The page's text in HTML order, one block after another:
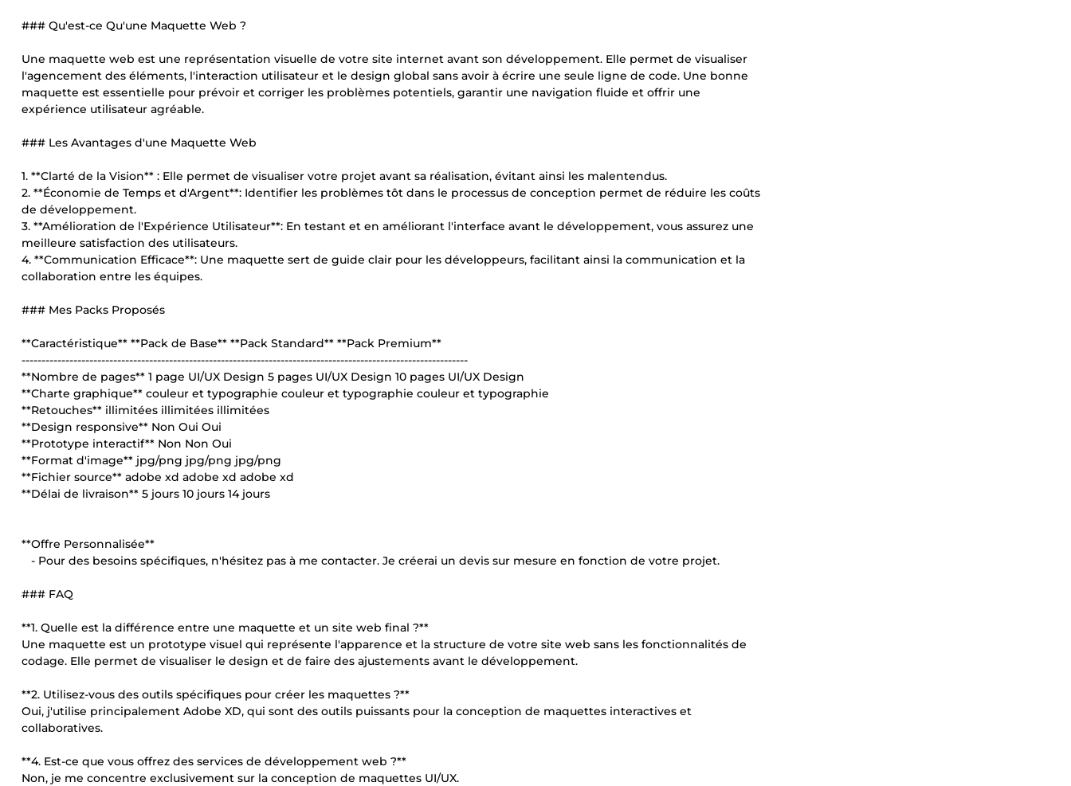
### Qu'est-ce Qu'une Maquette Web ?
Une maquette web est une représentation visuelle de votre site internet avant son développement. Elle permet de visualiser
l'agencement des éléments, l'interaction utilisateur et le design global sans avoir à écrire une seule ligne de code. Une bonne
maquette est essentielle pour prévoir et corriger les problèmes potentiels, garantir une navigation fluide et offrir une
expérience utilisateur agréable.
### Les Avantages d'une Maquette Web
1. **Clarté de la Vision** : Elle permet de visualiser votre projet avant sa réalisation, évitant ainsi les malentendus.
2. **Économie de Temps et d'Argent**: Identifier les problèmes tôt dans le processus de conception permet de réduire les coûts
de développement.
3. **Amélioration de l'Expérience Utilisateur**: En testant et en améliorant l'interface avant le développement, vous assurez une
meilleure satisfaction des utilisateurs.
4. **Communication Efficace**: Une maquette sert de guide clair pour les développeurs, facilitant ainsi la communication et la
collaboration entre les équipes.
### Mes Packs Proposés
**Caractéristique** **Pack de Base** **Pack Standard** **Pack Premium**
----------------------------------------------------------------------------------------------------------------
**Nombre de pages** 1 page UI/UX Design 5 pages UI/UX Design 10 pages UI/UX Design
**Charte graphique** couleur et typographie couleur et typographie couleur et typographie
**Retouches** illimitées illimitées illimitées
**Design responsive** Non Oui Oui
**Prototype interactif** Non Non Oui
**Format d'image** jpg/png jpg/png jpg/png
**Fichier source** adobe xd adobe xd adobe xd
**Délai de livraison** 5 jours 10 jours 14 jours
**Offre Personnalisée**
- Pour des besoins spécifiques, n'hésitez pas à me contacter. Je créerai un devis sur mesure en fonction de votre projet.
### FAQ
**1. Quelle est la différence entre une maquette et un site web final ?**
Une maquette est un prototype visuel qui représente l'apparence et la structure de votre site web sans les fonctionnalités de
codage. Elle permet de visualiser le design et de faire des ajustements avant le développement.
**2. Utilisez-vous des outils spécifiques pour créer les maquettes ?**
Oui, j'utilise principalement Adobe XD, qui sont des outils puissants pour la conception de maquettes interactives et
collaboratives.
**4. Est-ce que vous offrez des services de développement web ?**
Non, je me concentre exclusivement sur la conception de maquettes UI/UX.